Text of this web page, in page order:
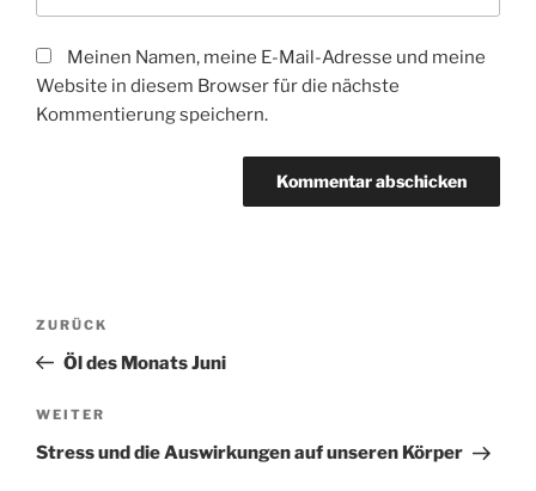
Meinen Namen, meine E-Mail-Adresse und meine
Website in diesem Browser für die nächste
Kommentierung speichern.
Beitragsnavigation
Vorheriger
Beitrag
ZURÜCK
Öl des Monats Juni
Nächster
Beitrag
WEITER
Stress und die Auswirkungen auf unseren Körper